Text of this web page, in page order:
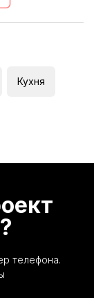
Кухня
телефона.